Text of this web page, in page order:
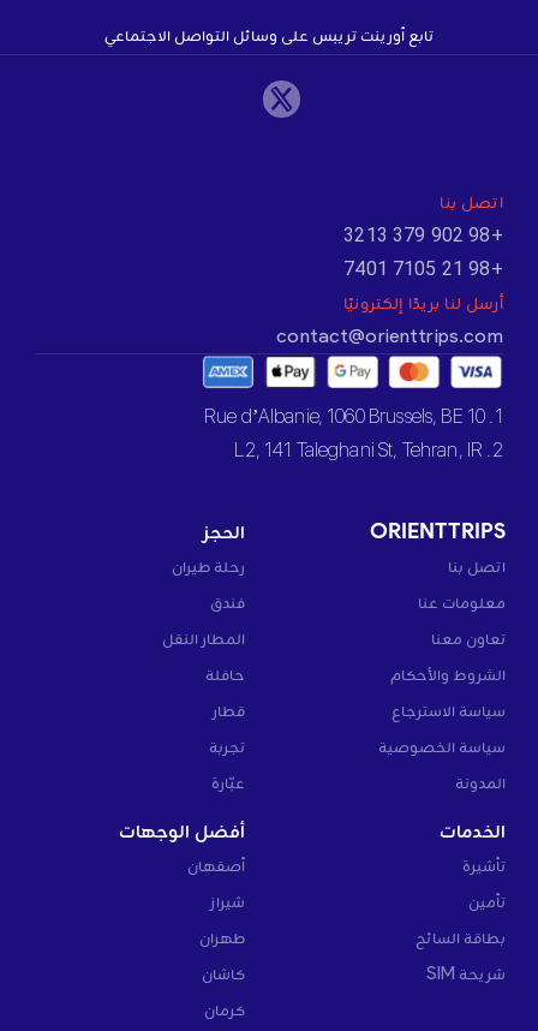
تابع أورينت تريبس على وسائل التواصل الاجتماعي
اتصل بنا
+98 902 379 3213
+98 21 7105 7401
أرسل لنا بريدًا إلكترونيًا
contact@orienttrips.com
1. 10 Rue d’Albanie, 1060 Brussels, BE
2. L2, 141 Taleghani St, Tehran, IR
ORIENTTRIPS
اتصل بنا
معلومات عنا
تعاون معنا
الشروط والأحكام
سياسة الاسترجاع
سياسة الخصوصية
المدونة
الحجز
رحلة طيران
فندق
المطار النقل
حافلة
قطار
تجربة
عبّارة
الخدمات
تأشيرة
تأمين
بطاقة السائح
شريحة SIM
أفضل الوجهات
أصفهان
شيراز
طهران
كاشان
كرمان